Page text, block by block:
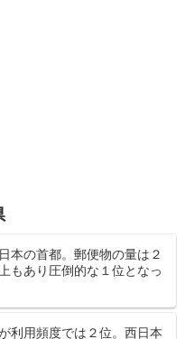
本の首都。郵便物の量は２
もあり圧倒的な１位となっ
利用頻度では２位。西日本